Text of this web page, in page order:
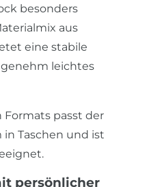
besonders
aus
eine stabile
leichtes
passt der
Taschen und ist
persönlicher